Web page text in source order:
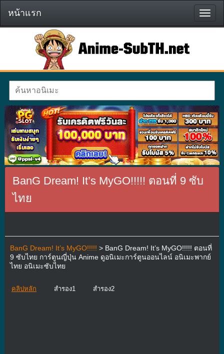
หน้า
แรก
หน้าแรก
BanG Dream! It’s MyGO!!!!! ตอนที่ 9 ซับ
ไทย
BanG Dream! It’s MyGO!!!!! > BanG Dream! It’s MyGO!!!!! ตอนที่
9 ซับไทย การ์ตูนญี่ปุ่น Anime ดูอนิเมะการ์ตูนออนไลน์ อนิเมะพากย์
ไทย อนิเมะซับไทย
คลิปหลัก สำรอง1 สำรอง2